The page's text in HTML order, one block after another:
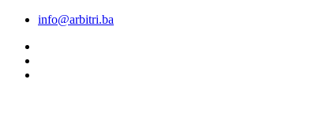
info@arbitri.ba